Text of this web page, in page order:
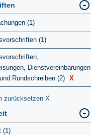
(1)
(1)
Dienstvereinbarungen,
Rundschreiben (2) X
zurücksetzen X
(1)